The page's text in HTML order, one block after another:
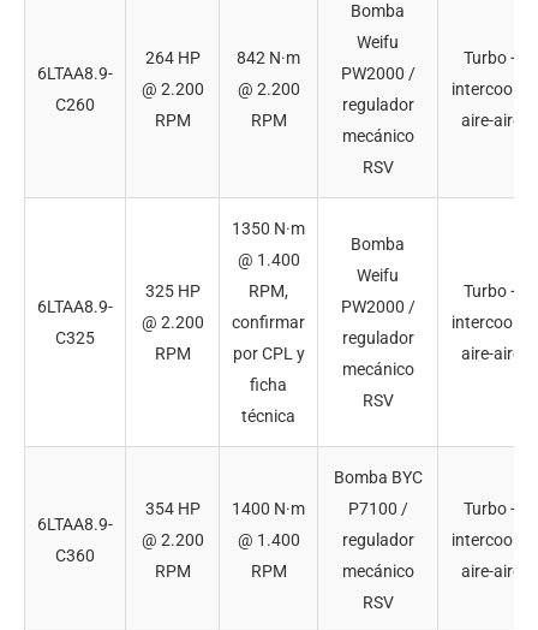
6LTAA8.9-
C260
264 HP
@ 2.200
RPM
842 N·m
@ 2.200
RPM
Bomba
Weifu
PW2000 /
regulador
mecánico
RSV
Turbo +
intercooler
aire-aire
6LTAA8.9-
C325
325 HP
@ 2.200
RPM
1350 N·m
@ 1.400
RPM,
confirmar
por CPL y
ficha
técnica
Bomba
Weifu
PW2000 /
regulador
mecánico
RSV
Turbo +
intercooler
aire-aire
6LTAA8.9-
C360
354 HP
@ 2.200
RPM
1400 N·m
@ 1.400
RPM
Bomba BYC
P7100 /
regulador
mecánico
RSV
Turbo +
intercooler
aire-aire